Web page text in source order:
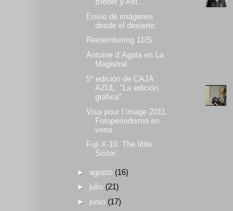
Envío de imágenes
desde el desierto.
Remembering 11/S.
Antoine d´Agata en La
Magistral.
5º edición de CAJA
AZUL: "La edición
gráfica"
Visa pour l´image 2011.
Fotoperiodismo en
vena.
Fuji X-10. The little
Sister.
► agosto (16)
► julio (21)
► junio (17)